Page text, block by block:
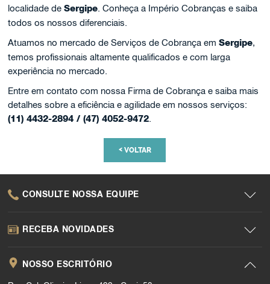
localidade deSergipe. Conheça a Império Cobranças e saiba
todos os nossos diferenciais.
Atuamos no mercado de Serviços de Cobrança emSergipe,
temos profissionais altamente qualificados e com larga
experiência no mercado.
Entre em contato com nossa Firma de Cobrança e saiba mais
detalhes sobre a eficiência e agilidade em nossos serviços:
(11) 4432-2894 / (47) 4052-9472.
<VOLTAR
CONSULTE NOSSA EQUIPE
RECEBA NOVIDADES
NOSSO ESCRITÓRIO